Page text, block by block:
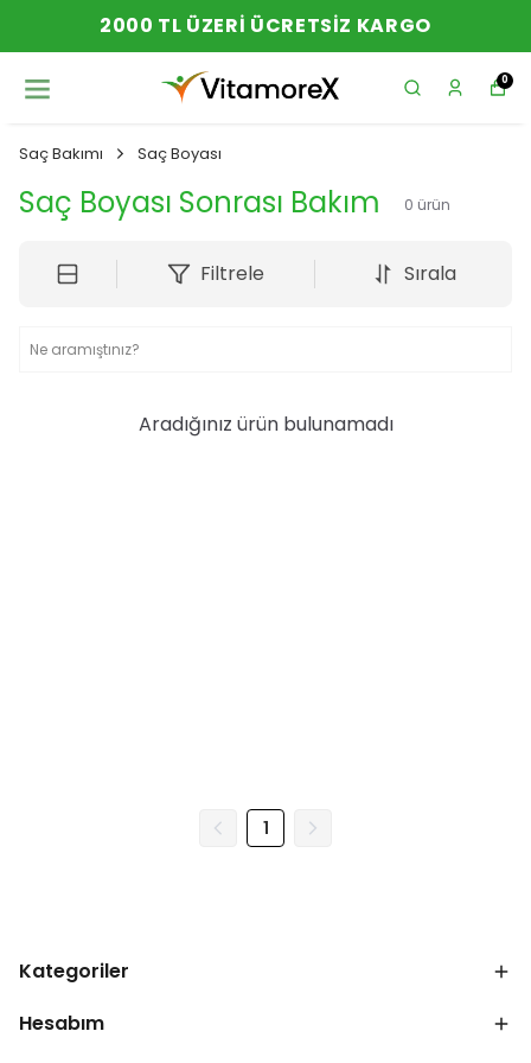
2000 TL ÜZERI ÜCRETSIZ KARGO
0
Saç Bakımı Saç Boyası
Saç Boyası Sonrası Bakım 0 ürün
Filtrele Sırala
Aradığınız ürün bulunamadı
1
Kategoriler
Hesabım